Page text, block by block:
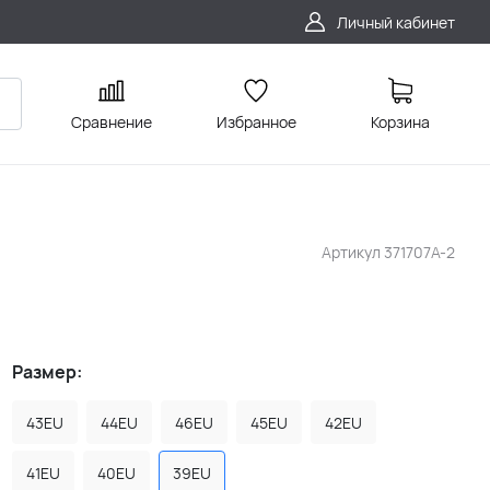
Личный кабинет
Сравнение Избранное Корзина
Артикул 371707A-2
Размер:
43EU 44EU 46EU 45EU 42EU
41EU 40EU 39EU